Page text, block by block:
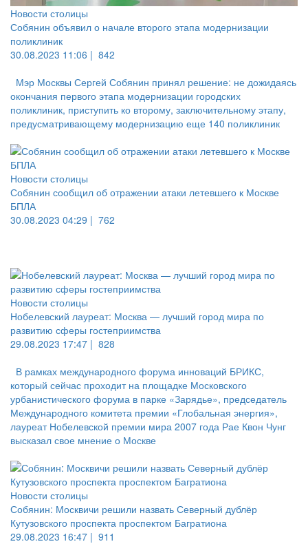
Новости столицы
Собянин объявил о начале второго этапа модернизации
поликлиник
30.08.2023 11:06 | 842
Мэр Москвы Сергей Собянин принял решение: не дожидаясь
окончания первого этапа модернизации городских
поликлиник, приступить ко второму, заключительному этапу,
предусматривающему модернизацию еще 140 поликлиник
Новости столицы
Собянин сообщил об отражении атаки летевшего к Москве
БПЛА
30.08.2023 04:29 | 762
Новости столицы
Нобелевский лауреат: Москва — лучший город мира по
развитию сферы гостеприимства
29.08.2023 17:47 | 828
В рамках международного форума инноваций БРИКС,
который сейчас проходит на площадке Московского
урбанистического форума в парке «Зарядье», председатель
Международного комитета премии «Глобальная энергия»,
лауреат Нобелевской премии мира 2007 года Рае Квон Чунг
высказал свое мнение о Москве
Новости столицы
Собянин: Москвичи решили назвать Северный дублёр
Кутузовского проспекта проспектом Багратиона
29.08.2023 16:47 | 911